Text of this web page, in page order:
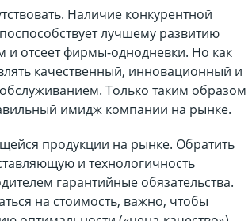
Наличие конкурентной
лучшему развитию
и отсеет фирмы-однодневки. Но как
качественный, инновационный и
Только таким образом
имидж компании на рынке.
продукции на рынке. Обратить
и технологичность
гарантийные обязательства.
на стоимость, важно, чтобы